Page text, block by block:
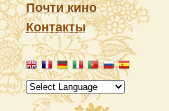
Почти кино
Контакты